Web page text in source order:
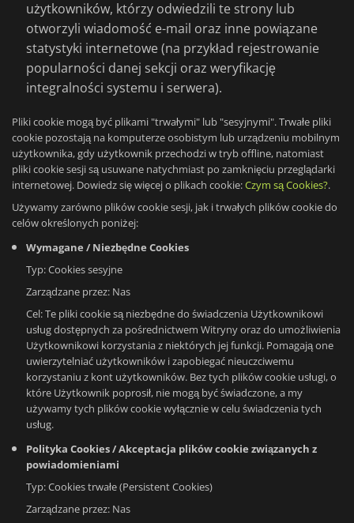
użytkowników, którzy odwiedzili te strony lub
otworzyli wiadomość e-mail oraz inne powiązane
statystyki internetowe (na przykład rejestrowanie
popularności danej sekcji oraz weryfikację
integralności systemu i serwera).
Pliki cookie mogą być plikami "trwałymi" lub "sesyjnymi". Trwałe pliki
cookie pozostają na komputerze osobistym lub urządzeniu mobilnym
użytkownika, gdy użytkownik przechodzi w tryb offline, natomiast
pliki cookie sesji są usuwane natychmiast po zamknięciu przeglądarki
internetowej. Dowiedz się więcej o plikach cookie:Czym są Cookies?.
Używamy zarówno plików cookie sesji, jak i trwałych plików cookie do
celów określonych poniżej:
Wymagane / Niezbędne Cookies
Typ: Cookies sesyjne
Zarządzane przez: Nas
Cel: Te pliki cookie są niezbędne do świadczenia Użytkownikowi
usług dostępnych za pośrednictwem Witryny oraz do umożliwienia
Użytkownikowi korzystania z niektórych jej funkcji. Pomagają one
uwierzytelniać użytkowników i zapobiegać nieuczciwemu
korzystaniu z kont użytkowników. Bez tych plików cookie usługi, o
które Użytkownik poprosił, nie mogą być świadczone, a my
używamy tych plików cookie wyłącznie w celu świadczenia tych
usług.
Polityka Cookies / Akceptacja plików cookie związanych z
powiadomieniami
Typ: Cookies trwałe (Persistent Cookies)
Zarządzane przez: Nas